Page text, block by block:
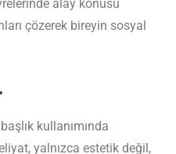
alay konusu
çözerek bireyin sosyal
kullanımında
yalnızca estetik değil,